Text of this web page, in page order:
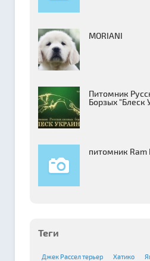
MORIANI
Питомник
Борзыx "Блеск
питомник Ram
Теги
Джек Рассел терьер Хатико